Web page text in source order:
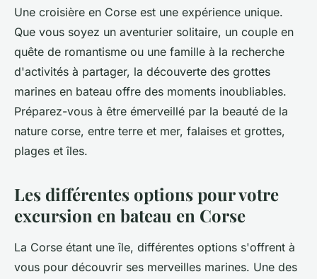
Une croisière en Corse est une expérience unique.
Que vous soyez un aventurier solitaire, un couple en
quête de romantisme ou une famille à la recherche
d'activités à partager, la découverte des grottes
marines en bateau offre des moments inoubliables.
Préparez-vous à être émerveillé par la beauté de la
nature corse, entre terre et mer, falaises et grottes,
plages et îles.
Les différentes options pour votre
excursion en bateau en Corse
La Corse étant une île, différentes options s'offrent à
vous pour découvrir ses merveilles marines. Une des